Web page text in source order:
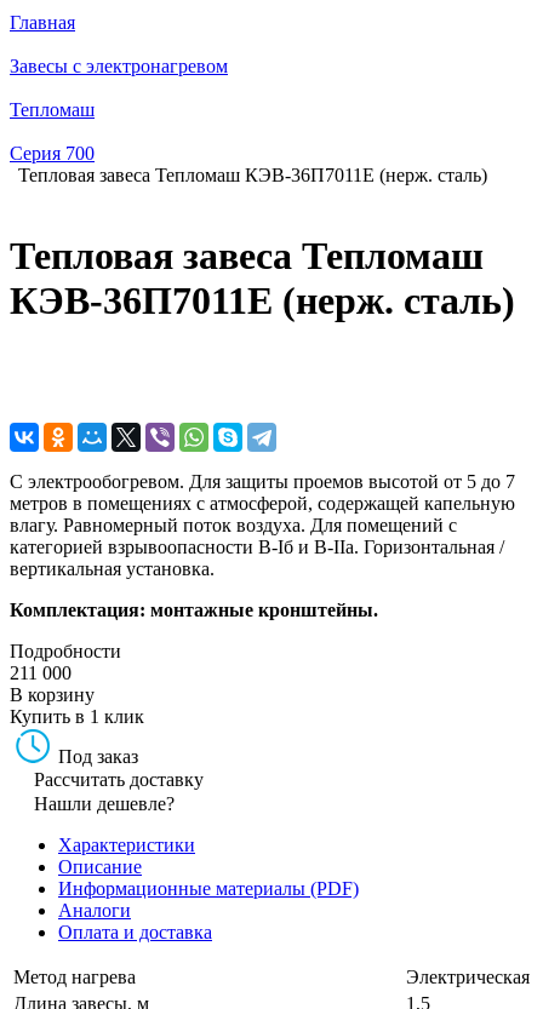
Главная
Завесы с электронагревом
Тепломаш
Серия 700
Тепловая завеса Тепломаш КЭВ-36П7011E (нерж. сталь)
Тепловая завеса Тепломаш
КЭВ-36П7011E (нерж. сталь)
С электрообогревом. Для защиты проемов высотой от 5 до 7
метров в помещениях с атмосферой, содержащей капельную
влагу. Равномерный поток воздуха. Для помещений с
категорией взрывоопасности B-Iб и В-IIа. Горизонтальная /
вертикальная установка.
Комплектация: монтажные кронштейны.
Подробности
211 000
В корзину
Купить в 1 клик
Под заказ
Рассчитать доставку
Нашли дешевле?
Характеристики
Описание
Информационные материалы (PDF)
Аналоги
Оплата и доставка
Метод нагрева
Электрическая
Длина завесы, м
1,5